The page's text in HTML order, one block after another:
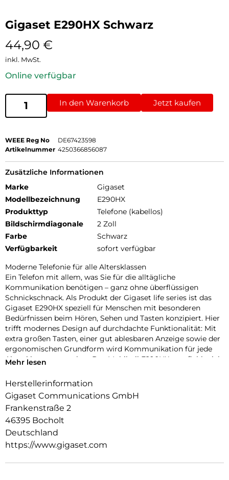
Gigaset E290HX Schwarz
44,90 €
inkl. MwSt.
Online verfügbar
In den Warenkorb Jetzt kaufen
WEEE Reg No
DE67423598
Artikelnummer 4250366856087
Zusätzliche Informationen
Marke
Gigaset
Modellbezeichnung
E290HX
Produkttyp
Telefone (kabellos)
Bildschirmdiagonale
2 Zoll
Farbe
Schwarz
Verfügbarkeit
sofort verfügbar
Moderne Telefonie für alle Altersklassen
Ein Telefon mit allem, was Sie für die alltägliche
Kommunikation benötigen – ganz ohne überflüssigen
Schnickschnack. Als Produkt der Gigaset life series ist das
Gigaset E290HX speziell für Menschen mit besonderen
Bedürfnissen beim Hören, Sehen und Tasten konzipiert. Hier
trifft modernes Design auf durchdachte Funktionalität: Mit
extra großen Tasten, einer gut ablesbaren Anzeige sowie der
ergonomischen Grundform wird Kommunikation für jede
Altersklasse angenehm. Das Mobilteil E290HX empfiehlt sich
Routern sowie als Erweiterungs-Mobilteil für Gigaset-
Mehr Flexibilität dank IP-Technologie
Digital und internetbasiert, so geht Telefonieren heute. Mit
dem neuen Telefonstandard „Voice over IP“ profitieren Sie
von zahlreichen Vorteilen, wie ausgezeichnete Klangqualität
in HD, drei Rufnummern pro Anschluss und der Möglichkeit,
Mehr lesen
Herstellerinformation
Gigaset Communications GmbH
Frankenstraße 2
46395 Bocholt
Deutschland
https://www.gigaset.com